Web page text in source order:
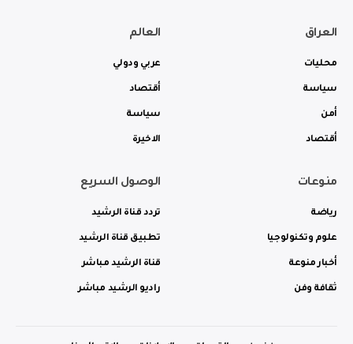
العراق
محليات
سياسة
أمن
أقتصاد
العالم
عربي ودولي
أقتصاد
سياسة
الاخيرة
منوعات
رياضة
علوم وتكنولوجيا
أخبار منوعة
ثقافة وفن
الوصول السريع
تردد قناة الرشيد
تطبيق قناة الرشيد
قناة الرشيد مباشر
راديو الرشيد مباشر